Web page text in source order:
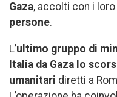
Gaza, accolti con i
persone.
L’ultimo gruppo di
Italia da Gaza lo
umanitari diretti a